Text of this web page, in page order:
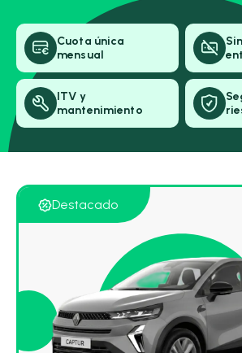
Cuota única
mensual
ITV y
mantenimiento
Destacado